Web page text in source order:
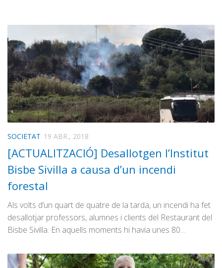
SOCIETAT 19 ABR., 2018
[ACTUALITZACIÓ] Desallotgen l’Institut
Bisbe Sivilla a causa d’un incendi
forestal
Als volts d’un quart de quatre de la tarda, un incendi ha fet
desallotjar professors, alumnes i clients del Restaurant del
Bisbe Sivilla. En aquells moments hi havia unes 80…